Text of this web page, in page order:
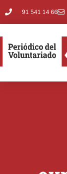
91 541 14 66